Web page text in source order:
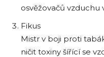
osvěžovačů
Fikus
Mistr v boji proti
ničit toxiny šířící se